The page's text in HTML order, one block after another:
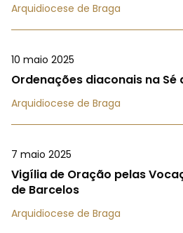
Arquidiocese de Braga
10 maio 2025
Ordenações diaconais na Sé
Arquidiocese de Braga
7 maio 2025
Vigília de Oração pelas
de Barcelos
Arquidiocese de Braga